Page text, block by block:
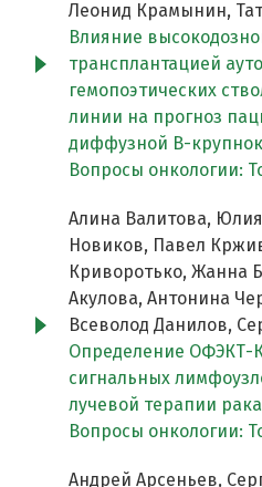
Леонид Крамынин,
Влияние
трансплантацией
гемопоэтических
линии на прогноз
диффузной В-
Вопросы онкологии:
Алина Валитова,
Новиков, Павел
Криворотько, Жанна
Акулова, Антонина
Всеволод Данилов,
Определение ОФЭКТ-
сигнальных
лучевой терапии
Вопросы онкологии:
Андрей Арсеньев,